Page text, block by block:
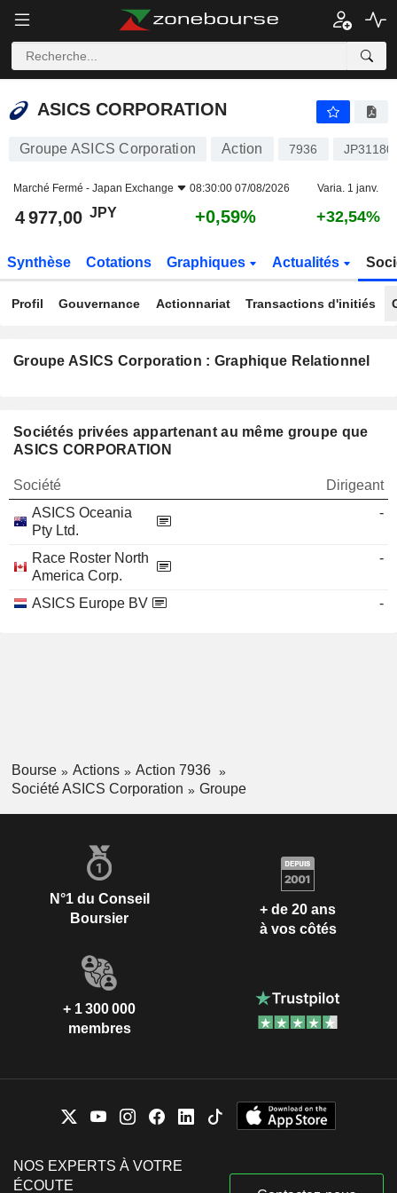
ASICS CORPORATION
ASICS CORPORATION
Groupe ASICS Corporation Action 7936
Marché Fermé - Japan Exchange 08:30:00 07/08/2026 Varia. 1 janv.
4 977,00 JPY +0,59% +32,54%
Synthèse Cotations Graphiques Actualités
Profil Gouvernance Actionnariat Transactions d'initiés
Groupe ASICS Corporation : Graphique Relationnel
Sociétés privées appartenant au même groupe que
ASICS CORPORATION
Société
Dirigeant
ASICS Oceania
Pty Ltd.
-
Race Roster North
America Corp.
-
ASICS Europe BV -
Bourse Actions
Action 7936
Société ASICS Corporation
Groupe
N°1 du Conseil
Boursier
+ de 20 ans
à vos côtés
+ 1 300 000
membres
NOS EXPERTS À VOTRE
ÉCOUTE